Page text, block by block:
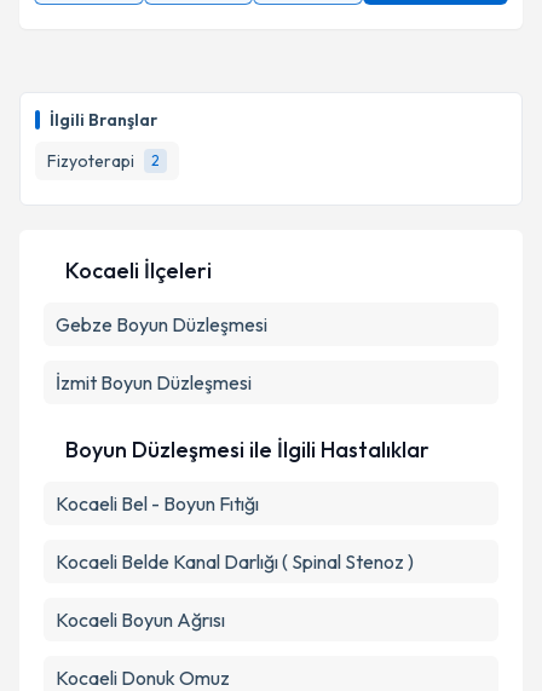
İlgili Branşlar
Fizyoterapi
2
Kocaeli İlçeleri
Gebze Boyun Düzleşmesi
İzmit Boyun Düzleşmesi
Boyun Düzleşmesi ile İlgili Hastalıklar
Kocaeli Bel - Boyun Fıtığı
Kocaeli Belde Kanal Darlığı ( Spinal Stenoz )
Kocaeli Boyun Ağrısı
Kocaeli Donuk Omuz